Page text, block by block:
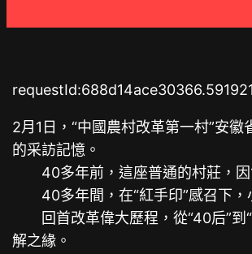
2月1日，“中國農村改革第一村”安
的采訪記憶。
40多年前，這座普通的村莊，因
40多年間，在“紅手印”感召下，
回首改革偉大歷程，從“40后”到
解之緣。